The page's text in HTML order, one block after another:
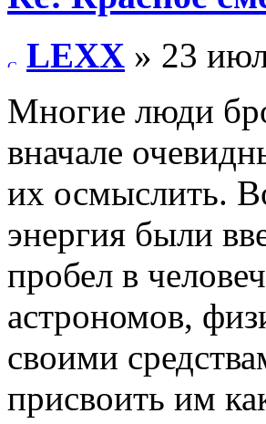
LEXX » 23
Многие люди
вначале
их осмыслить.
энергия были
пробел в
астрономов,
своими
присвоить им